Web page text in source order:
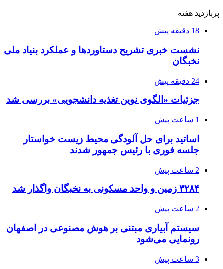
پربازدید هفته
18 دقیقه پیش
نشست خبری تشریح دستاوردها و عملکرد بنیاد ملی
نخبگان
24 دقیقه پیش
جزئیات «الگوی نوین تغذیه دانشجویی» بررسی شد
1 ساعت پیش
اساتید برای حل آلودگی محیط زیست خواستار
جلسه فوری با رئیس جمهور شدند
2 ساعت پیش
۳۲۸۴ زمین و واحد مسکونی به نخبگان واگذار شد
2 ساعت پیش
سیستم آبیاری مبتنی بر هوش مصنوعی در اصفهان
رونمایی می‌شود
3 ساعت پیش